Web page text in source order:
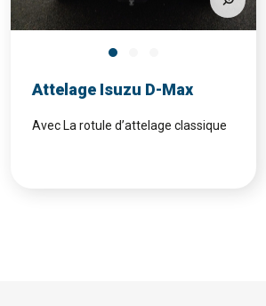
Attelage Isuzu D-Max
Avec La rotule d’attelage classique